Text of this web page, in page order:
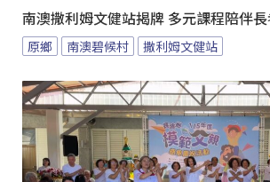
南澳撒利姆文健站揭牌 多元課程陪伴
原鄉 南澳碧候村 撒利姆文健站